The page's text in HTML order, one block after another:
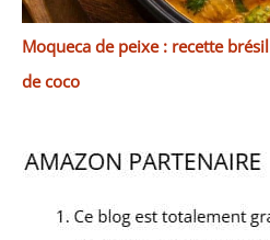
Moqueca de peixe : recette
de coco